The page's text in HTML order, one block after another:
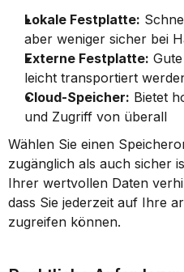
Lokale Festplatte:
aber weniger sicher bei
Externe Festplatte:
leicht transportiert
Cloud-Speicher: Bietet
und Zugriff von überall
Wählen Sie einen
zugänglich als auch sicher
Ihrer wertvollen Daten
dass Sie jederzeit auf Ihre
zugreifen können.